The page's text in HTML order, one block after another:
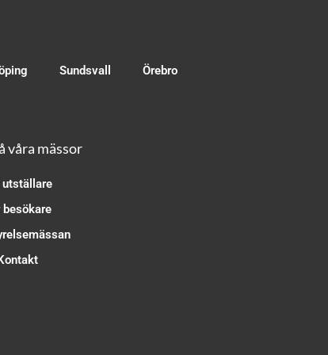
Sundsvall Örebro
våra mässor
utställare
besökare
Kontakt